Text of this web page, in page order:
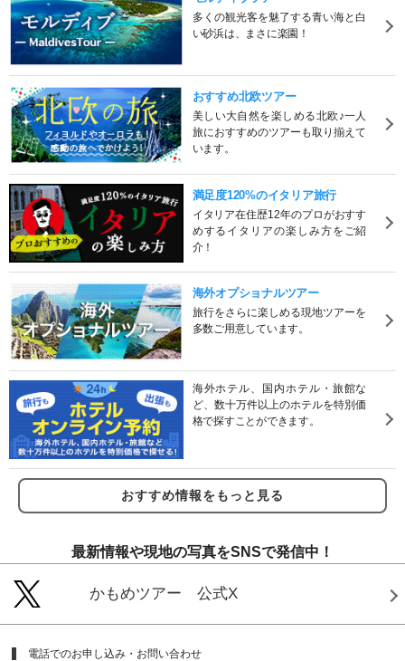
多くの観光客を魅了する青い海と白
い砂浜は、まさに楽園！
おすすめ北欧ツアー
美しい大自然を楽しめる北欧♪一人
旅におすすめのツアーも取り揃えて
います。
満足度120%のイタリア旅行
イタリア在住歴12年のプロがおすす
めするイタリアの楽しみ方をご紹
介！
海外オプショナルツアー
旅行をさらに楽しめる現地ツアーを
多数ご用意しています。
海外ホテル、国内ホテル・旅館な
ど、数十万件以上のホテルを特別価
格で探すことができます。
おすすめ情報をもっと見る
最新情報や現地の写真をSNSで発信中！
かもめツアー 公式X
電話でのお申し込み・お問い合わせ